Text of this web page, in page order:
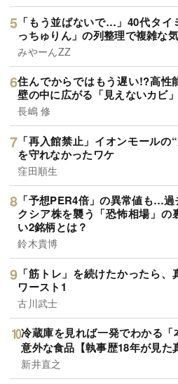
「もう並ばないで…」40代タ
っちゅりん」の列整理で複雑な
みやーんZZ
住んでからではもう遅い!?高
壁の中に広がる「見えないカビ
長嶋 修
「再入館禁止」イオンモール
を守れなかったワケ
窪田順生
「予想PER4倍」の異常値も…
クシア株を襲う「恐怖相場」の
い2銘柄とは？
鈴木貴博
「筋トレ」を続けたかったら
ワースト1
古川武士
冷蔵庫を見れば一発でわかる
意外な食品【執事歴18年が見た
新井直之